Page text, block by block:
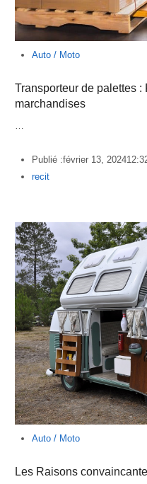
Auto / Moto
Transporteur de palettes
marchandises
…
Publié :février 13, 2024
Author
recit
Auto / Moto
Les Raisons